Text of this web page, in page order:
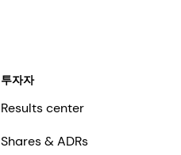
투자자
Results center
Shares & ADRs